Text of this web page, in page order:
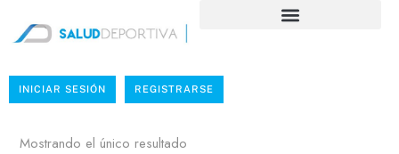
INICIAR SESIÓN REGISTRARSE
Mostrando el único resultado